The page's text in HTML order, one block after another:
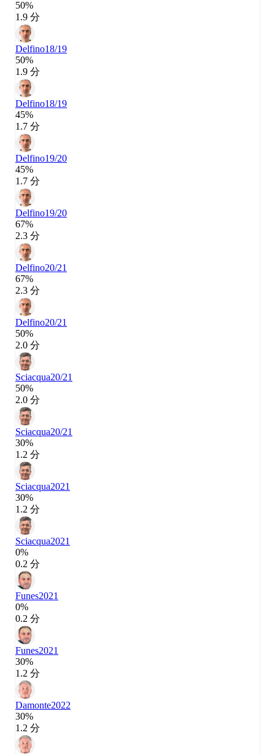
50%
1.9 分
Delfino18/19
50%
1.9 分
Delfino18/19
45%
1.7 分
Delfino19/20
45%
1.7 分
Delfino19/20
67%
2.3 分
Delfino20/21
67%
2.3 分
Delfino20/21
50%
2.0 分
Sciacqua20/21
50%
2.0 分
Sciacqua20/21
30%
1.2 分
Sciacqua2021
30%
1.2 分
Sciacqua2021
0%
0.2 分
Funes2021
0%
0.2 分
Funes2021
30%
1.2 分
Damonte2022
30%
1.2 分